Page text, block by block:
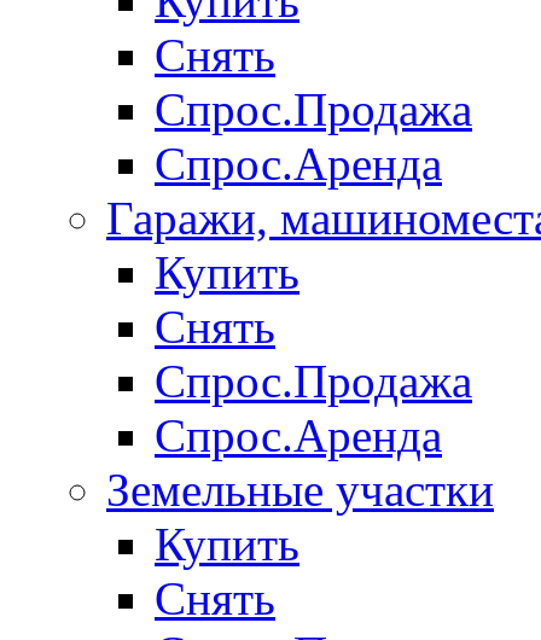
Снять
Спрос.Продажа
Спрос.Аренда
Гаражи,
Купить
Снять
Спрос.Продажа
Спрос.Аренда
Земельные участки
Купить
Снять